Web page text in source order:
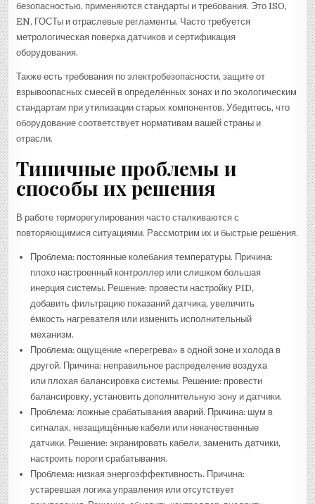
безопасностью, применяются стандарты и требования. Это ISO,
EN, ГОСТы и отраслевые регламенты. Часто требуется
метрологическая поверка датчиков и сертификация
оборудования.
Также есть требования по электробезопасности, защите от
взрывоопасных смесей в определённых зонах и по экологическим
стандартам при утилизации старых компонентов. Убедитесь, что
оборудование соответствует нормативам вашей страны и
отрасли.
Типичные проблемы и
способы их решения
В работе терморегулирования часто сталкиваются с
повторяющимися ситуациями. Рассмотрим их и быстрые решения.
Проблема: постоянные колебания температуры. Причина:
плохо настроенный контроллер или слишком большая
инерция системы. Решение: провести настройку PID,
добавить фильтрацию показаний датчика, увеличить
ёмкость нагревателя или изменить исполнительный
механизм.
Проблема: ощущение «перегрева» в одной зоне и холода в
другой. Причина: неправильное распределение воздуха
или плохая балансировка системы. Решение: провести
балансировку, установить дополнительную зону и датчики.
Проблема: ложные срабатывания аварий. Причина: шум в
сигналах, незащищённые кабели или некачественные
датчики. Решение: экранировать кабели, заменить датчики,
настроить пороги срабатывания.
Проблема: низкая энергоэффективность. Причина:
устаревшая логика управления или отсутствует